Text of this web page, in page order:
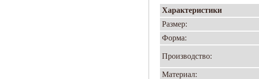
Характеристики
Размер:
Форма:
Производство:
Материал: